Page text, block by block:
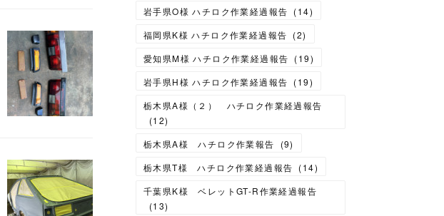
岩手県O様 ハチロク作業経過報告 (14)
福岡県K様 ハチロク作業経過報告 (2)
愛知県M様 ハチロク作業経過報告 (19)
岩手県H様 ハチロク作業経過報告 (19)
栃木県A様（２） ハチロク作業経過報告
(12)
栃木県A様 ハチロク作業報告
(9)
栃木県T様 ハチロク作業経過報告 (14)
千葉県K様 ベレットGT-R作業経過報告
(13)